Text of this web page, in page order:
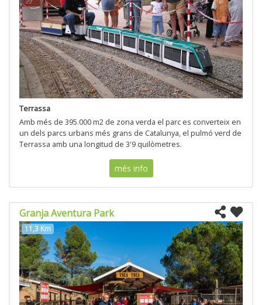
Terrassa
Amb més de 395.000 m2 de zona verda el parc es converteix en
un dels parcs urbans més grans de Catalunya, el pulmó verd de
Terrassa amb una longitud de 3'9 quilòmetres.
més info
Granja Aventura Park
11,3 Km